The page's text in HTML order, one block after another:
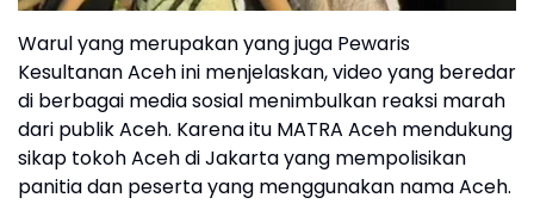
Warul yang merupakan yang juga Pewaris
Kesultanan Aceh ini menjelaskan, video yang beredar
di berbagai media sosial menimbulkan reaksi marah
dari publik Aceh. Karena itu MATRA Aceh mendukung
sikap tokoh Aceh di Jakarta yang mempolisikan
panitia dan peserta yang menggunakan nama Aceh.